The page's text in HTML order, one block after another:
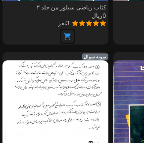
کتاب ریاضی سیلور من جلد ۲
0ریال
3نفر
نمونه سوال